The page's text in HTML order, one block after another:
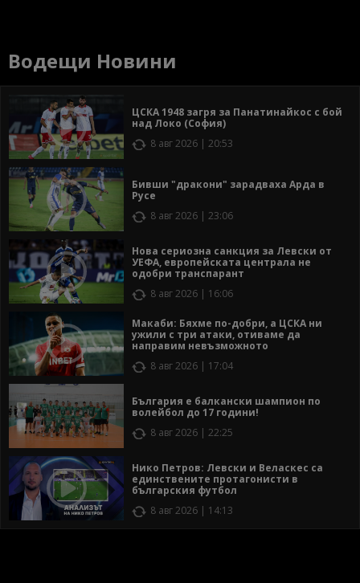
Водещи Новини
ЦСКА 1948 загря за Панатинайкос с бой
над Локо (София)
8 авг 2026 | 20:53
Бивши "дракони" зарадваха Арда в
Русе
8 авг 2026 | 23:06
Нова сериозна санкция за Левски от
УЕФА, европейската централа не
одобри транспарант
8 авг 2026 | 16:06
Макаби: Бяхме по-добри, а ЦСКА ни
ужили с три атаки, отиваме да
направим невъзможното
8 авг 2026 | 17:04
България е балкански шампион по
волейбол до 17 години!
8 авг 2026 | 22:25
Нико Петров: Левски и Веласкес са
единствените протагонисти в
българския футбол
8 авг 2026 | 14:13